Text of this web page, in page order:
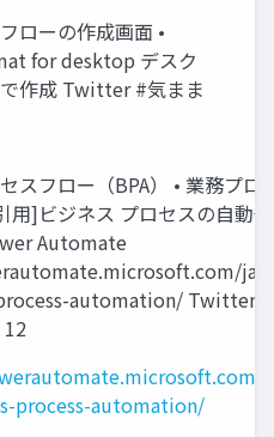
ローの作成画面 •
for desktop デスク
作成 Twitter #気まま
スフロー（BPA） • 業務プロ
用]ビジネス プロセスの自動
Automate
ja-
automation/ Twitter
12
process-automation/